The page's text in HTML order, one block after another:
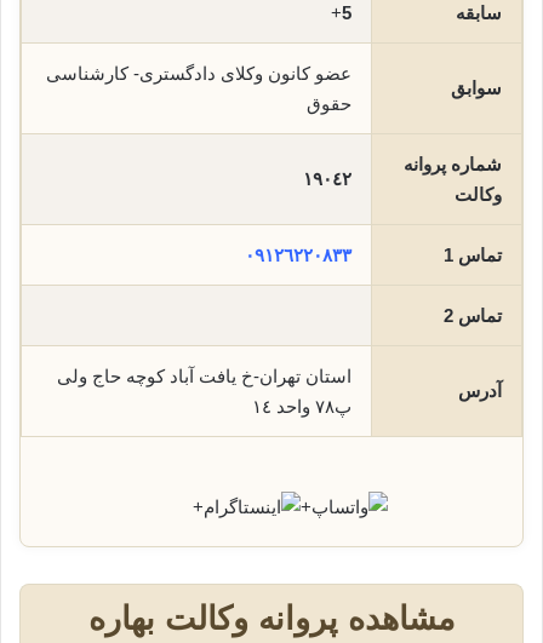
سابقه 5
+
سوابق
عضو کانون وکلای دادگستری- کارشناسی
حقوق
شماره پروانه
وکالت
١٩٠٤٢
تماس 1 ٠٩١٢٦٢٢٠٨٣٣
تماس 2
آدرس
استان تهران-خ یافت آباد کوچه حاج ولی
پ٧٨ واحد ١٤
+
+
مشاهده پروانه وکالت بهاره